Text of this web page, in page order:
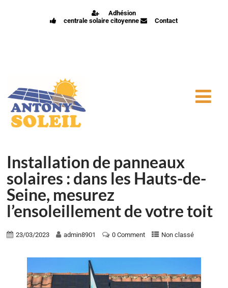
Adhésion
centrale solaire citoyenne
Contact
Installation de panneaux
solaires : dans les Hauts-de-
Seine, mesurez
l’ensoleillement de votre toit
23/03/2023 admin8901 0 Comment Non classé